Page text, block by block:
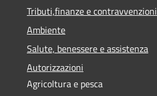
Tributi,finanze e contravvenzioni
Ambiente
Salute, benessere e assistenza
Autorizzazioni
Agricoltura e pesca